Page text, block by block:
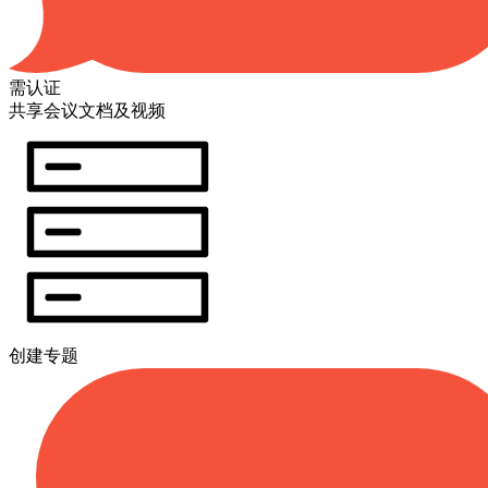
需认证
共享会议文档及视频
创建专题